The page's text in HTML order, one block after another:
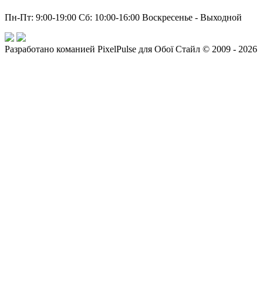
Пн-Пт: 9:00-19:00 Сб: 10:00-16:00 Воскресенье - Выходной
Разработано команией PixelPulse для Обої Стайл © 2009 - 2026